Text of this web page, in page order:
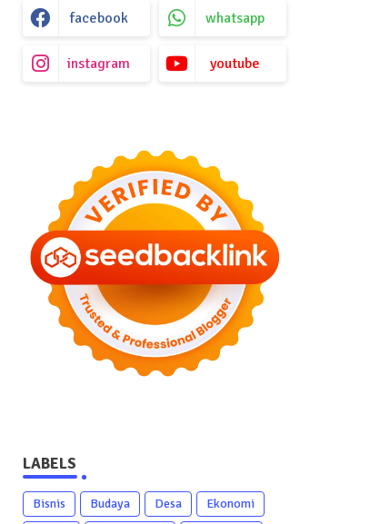
facebook whatsapp
instagram youtube
LABELS
Bisnis Budaya Desa
Ekonomi